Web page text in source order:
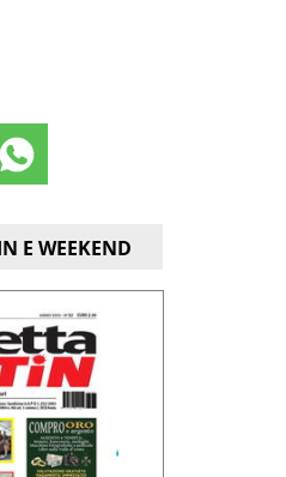
E WEEKEND